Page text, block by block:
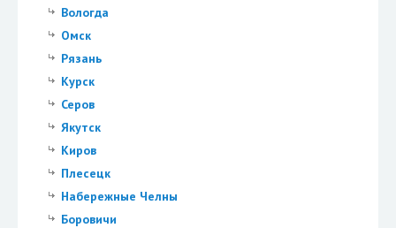
Вологда
Омск
Рязань
Курск
Серов
Якутск
Киров
Плесецк
Набережные Челны
Боровичи